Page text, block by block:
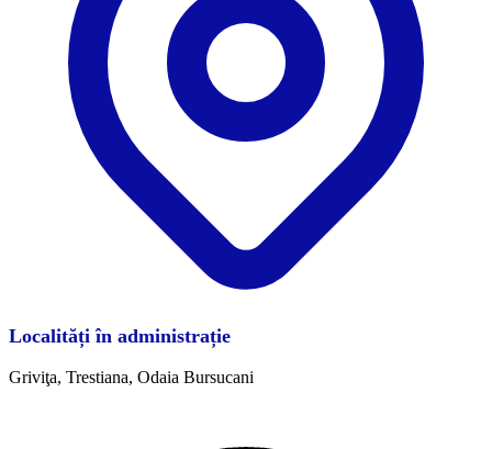
Localități în administrație
Griviţa, Trestiana, Odaia Bursucani